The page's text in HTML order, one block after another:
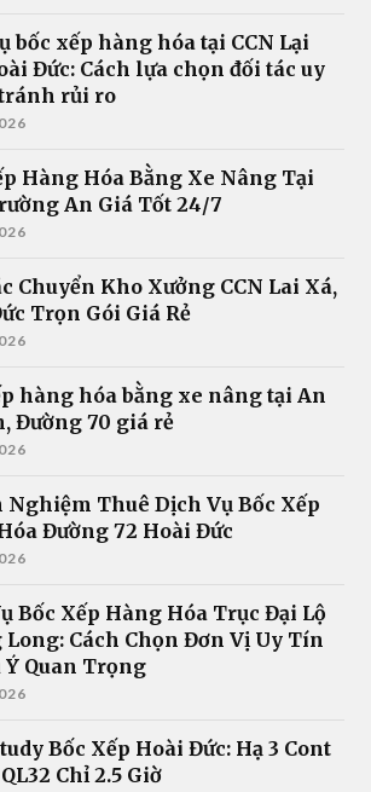
bốc xếp hàng hóa tại CCN Lại
Đức: Cách lựa chọn đối tác uy
rủi ro
Hàng Hóa Bằng Xe Nâng Tại
An Giá Tốt 24/7
Chuyển Kho Xưởng CCN Lai Xá,
Trọn Gói Giá Rẻ
hàng hóa bằng xe nâng tại An
Đường 70 giá rẻ
Nghiệm Thuê Dịch Vụ Bốc Xếp
Đường 72 Hoài Đức
Bốc Xếp Hàng Hóa Trục Đại Lộ
Long: Cách Chọn Đơn Vị Uy Tín
Ý Quan Trọng
Bốc Xếp Hoài Đức: Hạ 3 Cont
Chỉ 2.5 Giờ